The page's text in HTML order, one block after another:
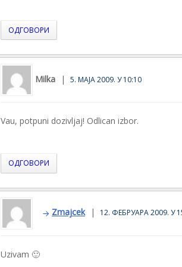
ОДГОВОРИ
Milka 5. МАЈА 2009. У 10:10
Vau, potpuni dozivljaj! Odlican izbor.
ОДГОВОРИ
Zmajcek 12. ФЕБРУАРА 2009. У
Uzivam 🙂